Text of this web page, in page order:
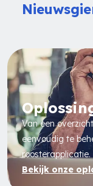
Van een
eenvoudig te
roosterapplicatie.
Bekijk onze